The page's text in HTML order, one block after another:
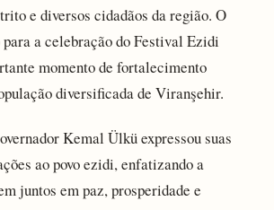
e diversos cidadãos da região. O
a celebração do Festival Ezidi
momento de fortalecimento
diversificada de Viranşehir.
Kemal Ülkü expressou suas
ao povo ezidi, enfatizando a
juntos em paz, prosperidade e